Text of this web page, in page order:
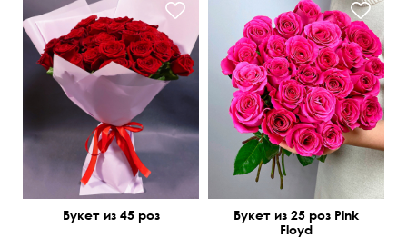
60 см 60 см
Букет из 45 роз
Фото перед отправкой
50 см
30 см
Букет из 25 роз Pink
Floyd